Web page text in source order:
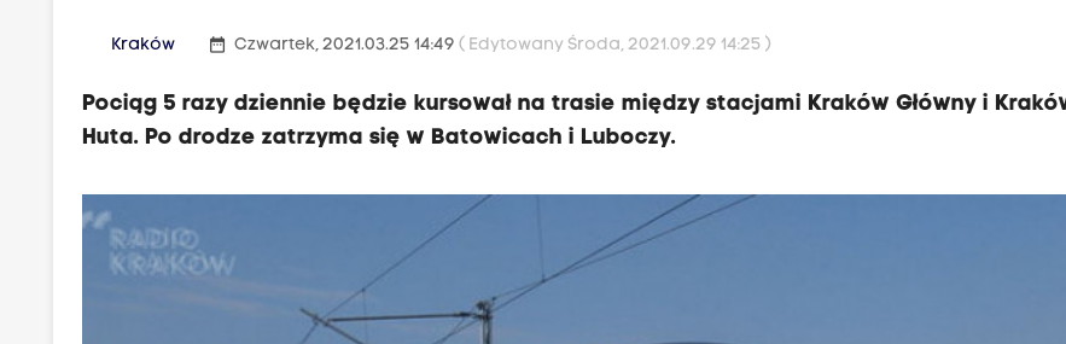
Kraków date_range Czwartek, 2021.03.25 14:49( Edytowany Środa, 2021.09.29 14:25 )
Pociąg 5 razy dziennie będzie kursował na trasie między stacjami Kraków Główny i
Huta. Po drodze zatrzyma się w Batowicach i Luboczy.